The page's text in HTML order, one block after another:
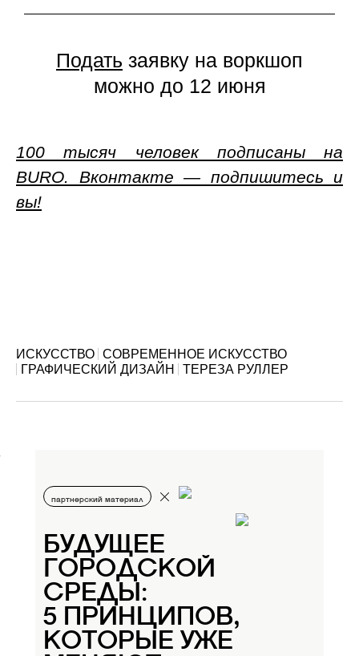
Подать заявку на воркшоп
можно до 12 июня
100 тысяч человек подписаны на
BURO. Вконтакте — подпишитесь и
вы!
ИСКУССТВО СОВРЕМЕННОЕ ИСКУССТВО
ГРАФИЧЕСКИЙ ДИЗАЙН
ТЕРЕЗА РУЛЛЕР
партнерский материал
БУДУЩЕЕ
ГОРОДСКОЙ
СРЕДЫ:
5 ПРИНЦИПОВ,
КОТОРЫЕ УЖЕ